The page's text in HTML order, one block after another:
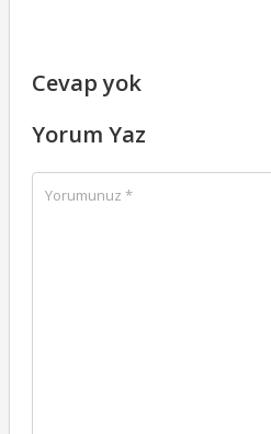
Cevap yok
Yorum Yaz